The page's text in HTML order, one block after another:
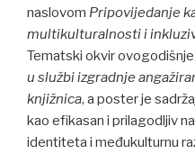
naslovom Pripovijedanje
multikulturalnosti i
Tematski okvir
u službi izgradnje
knjižnica, a poster je
kao efikasan i prilagodljiv
identiteta i međukulturnu